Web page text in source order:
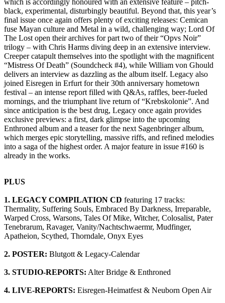
black, experimental, disturbingly beautiful. Beyond that, this year’s
final issue once again offers plenty of exciting releases: Cemican
fuse Mayan culture and Metal in a wild, challenging way; Lord Of
The Lost open their archives for part two of their “Opvs Noir”
trilogy – with Chris Harms diving deep in an extensive interview.
Creeper catapult themselves into the spotlight with the magnificent
“Mistress Of Death” (Soundcheck #4), while William von Ghould
delivers an interview as dazzling as the album itself. Legacy also
joined Eisregen in Erfurt for their 30th anniversary hometown
festival – an intense report filled with Q&As, raffles, beer-fueled
mornings, and the triumphant live return of “Krebskolonie”. And
since anticipation is the best drug, Legacy once again provides
exclusive previews: a first, dark glimpse into the upcoming
Enthroned album and a teaser for the next Sagenbringer album,
which merges epic storytelling, massive riffs, and refined melodies
into a saga of the highest order. A major feature in issue #160 is
already in the works.
PLUS
1. LEGACY COMPILATION CD featuring 17 tracks:
Thermality, Suffering Souls, Embraced By Darkness, Irreparable,
Warped Cross, Warsons, Tales Of Mike, Witcher, Colosalist, Pater
Tenebrarum, Ravager, Vanity/Nachtschwaermr, Mudfinger,
Apatheion, Scythed, Thorndale, Onyx Eyes
2. POSTER: Blutgott & Legacy-Calendar
3. STUDIO-REPORTS: Alter Bridge & Enthroned
4. LIVE-REPORTS: Eisregen-Heimatfest & Neuborn Open Air